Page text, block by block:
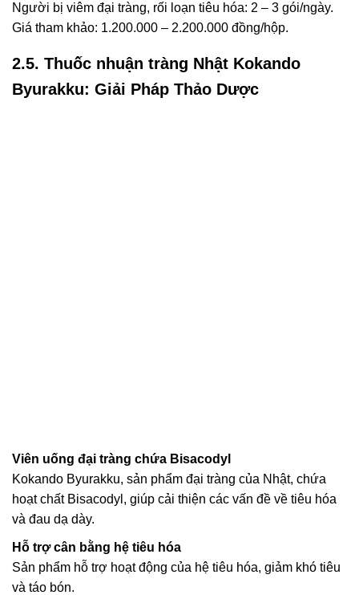
Người bị viêm đại tràng, rối loạn tiêu hóa: 2 – 3 gói/ngày.
Giá tham khảo: 1.200.000 – 2.200.000 đồng/hộp.
2.5. Thuốc nhuận tràng Nhật Kokando
Byurakku: Giải Pháp Thảo Dược
Viên uống đại tràng chứa Bisacodyl
Kokando Byurakku, sản phẩm đại tràng của Nhật, chứa
hoạt chất Bisacodyl, giúp cải thiện các vấn đề về tiêu hóa
và đau dạ dày.
Hỗ trợ cân bằng hệ tiêu hóa
Sản phẩm hỗ trợ hoạt động của hệ tiêu hóa, giảm khó tiêu
và táo bón.